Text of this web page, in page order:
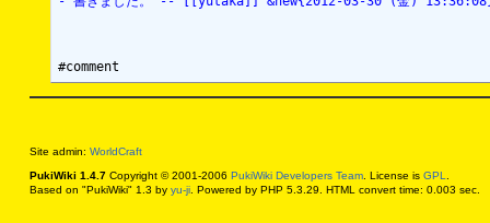
Site admin: WorldCraft
PukiWiki 1.4.7Copyright © 2001-2006 PukiWiki Developers Team. License is GPL
Based on "PukiWiki" 1.3 by yu-ji. Powered by PHP 5.3.29. HTML convert time: 0.003 sec.